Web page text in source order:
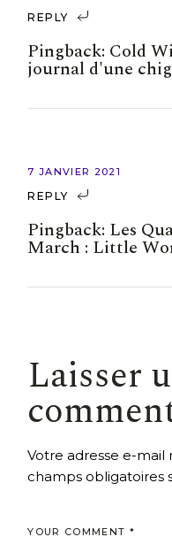
REPLY
Pingback: Cold
journal d'une
7 JANVIER 2021
REPLY
Pingback: Les
March : Little
Laisser
Votre adresse e-mail
champs obligatoires